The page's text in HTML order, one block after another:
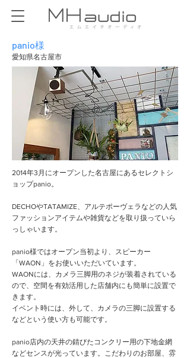
panio様
愛知県名古屋市
2014年3月にオープンした名古屋にあるセレクトシ
ョップpanio。
DECHOやTATAMIZE、アルテポーヴェラなどの人気
ファッションアイテムや雑貨などを取り扱っていら
っしゃいます。
panio様ではオープン当初より、スピーカー
「WAON」をお使いいただいています。
WAONには、カメラ三脚用のネジが装着されている
ので、空間を有効活用した店舗内にも簡単に設置で
きます。
イベント時には、外して、カメラの三脚に設置する
などという使い方も可能です。
panio店内の天井の錆びたコンクリー用の下地金網
などセンスが光っています。こだわりのお部屋、雰